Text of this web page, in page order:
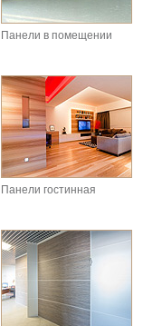
Панели в помещении
Панели гостинная